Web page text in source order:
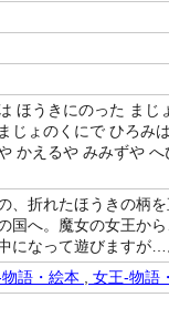
ほうきにのった ま
じょのくにで ひろみ
かえるや みみずや
、折れたほうきの柄
国へ。魔女の女王か
になって遊びますが
語・絵本
女王-物語